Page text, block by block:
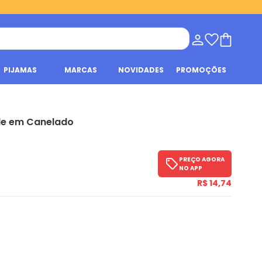
PIJAMAS MARCAS NOVIDADES PROMOÇÕES
em Canelado
PREÇO AGORA
NO APP
R$ 14,74